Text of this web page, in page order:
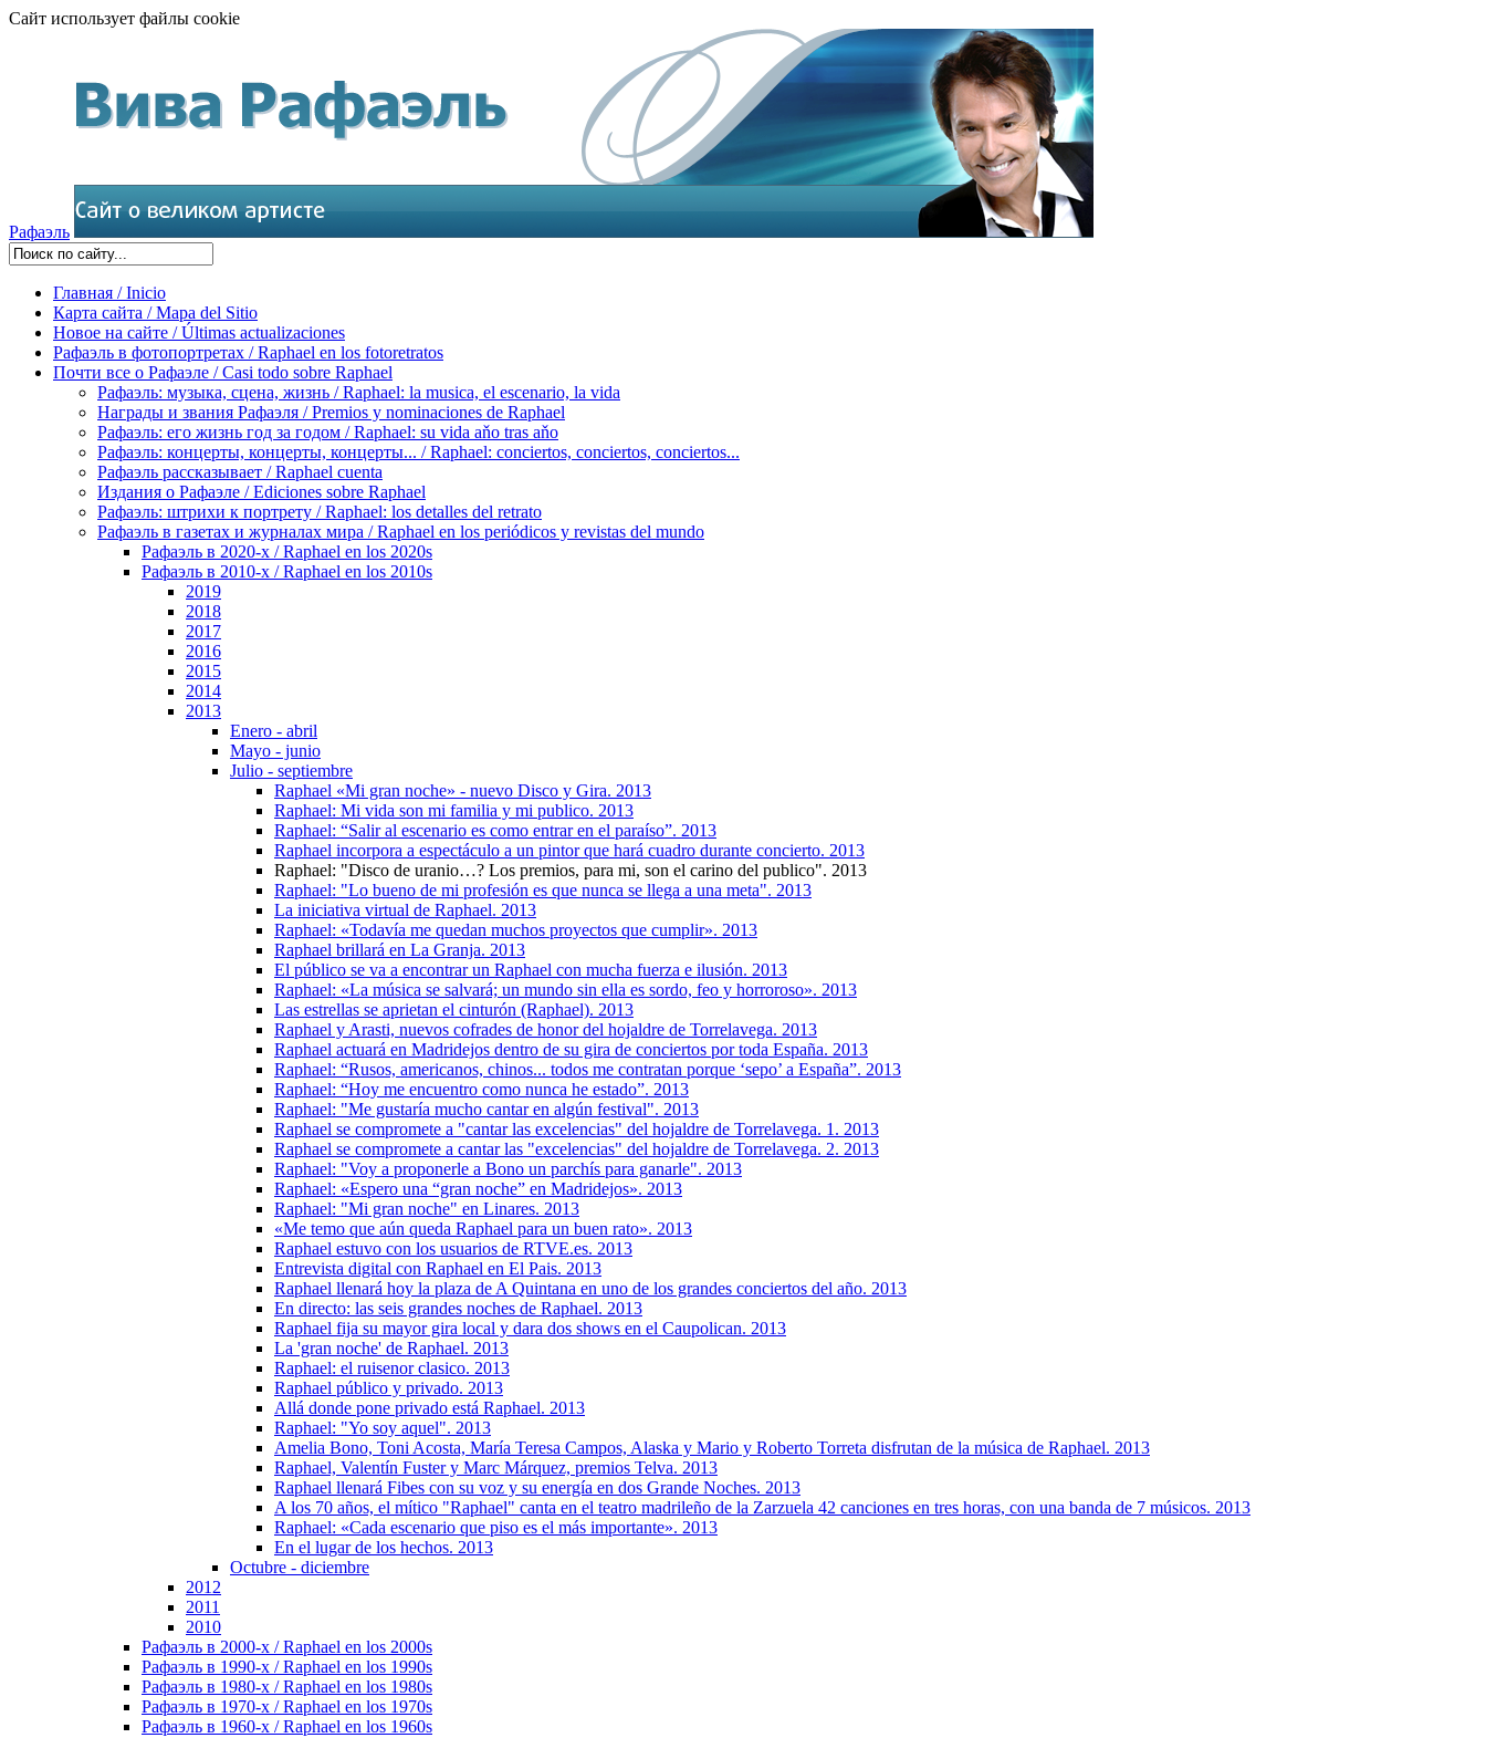
Сайт использует файлы cookie
Рафаэль
Главная / Inicio
Карта сайта / Mapa del Sitio
Новое на сайте / Últimas actualizaciones
Рафаэль в фотопортретах / Raphael en los fotoretratos
Почти все о Рафаэле / Casi todo sobre Raphael
Рафаэль: музыка, сцена, жизнь / Raphael: la musica, el escenario, la vida
Награды и звания Рафаэля / Premios y nominaciones de Raphael
Рафаэль: его жизнь год за годом / Raphael: su vida aňo tras aňo
Рафаэль: концерты, концерты, концерты... / Raphael: conciertos, сonciertos, сonciertos...
Рафаэль рассказывает / Raphael cuenta
Издания о Рафаэле / Ediciones sobre Raphael
Рафаэль: штрихи к портрету / Raphael: los detalles del retrato
Рафаэль в газетах и журналах мира / Raphael en los periódicos y revistas del mundo
Рафаэль в 2020-х / Raphael en los 2020s
Рафаэль в 2010-х / Raphael en los 2010s
2019
2018
2017
2016
2015
2014
2013
Enero - abril
Mayo - junio
Julio - septiembre
Raphael «Mi gran noche» - nuevo Disco y Gira. 2013
Raphael: Mi vida son mi familia y mi publico. 2013
Raphael: “Salir al escenario es como entrar en el paraíso”. 2013
Raphael incorpora a espectáculo a un pintor que hará cuadro durante concierto. 2013
Raphael: "Disco de uranio…? Los premios, para mi, son el carino del publico". 2013
Raphael: "Lo bueno de mi profesión es que nunca se llega a una meta". 2013
La iniciativa virtual de Raphael. 2013
Raphael: «Todavía me quedan muchos proyectos que cumplir». 2013
Raphael brillará en La Granja. 2013
El público se va a encontrar un Raphael con mucha fuerza e ilusión. 2013
Raphael: «La música se salvará; un mundo sin ella es sordo, feo y horroroso». 2013
Las estrellas se aprietan el cinturón (Raphael). 2013
Raphael y Arasti, nuevos cofrades de honor del hojaldre de Torrelavega. 2013
Raphael actuará en Madridejos dentro de su gira de conciertos por toda España. 2013
Raphael: “Rusos, americanos, chinos... todos me contratan porque ‘sepo’ a España”. 2013
Raphael: “Hoy me encuentro como nunca he estado”. 2013
Raphael: "Me gustaría mucho cantar en algún festival". 2013
Raphael se compromete a "cantar las excelencias" del hojaldre de Torrelavega. 1. 2013
Raphael se compromete a cantar las "excelencias" del hojaldre de Torrelavega. 2. 2013
Raphael: "Voy a proponerle a Bono un parchís para ganarle". 2013
Raphael: «Espero una “gran noche” en Madridejos». 2013
Raphael: "Mi gran noche" en Linares. 2013
«Me temo que aún queda Raphael para un buen rato». 2013
Raphael estuvo con los usuarios de RTVE.es. 2013
Entrevista digital con Raphael en El Pais. 2013
Raphael llenará hoy la plaza de A Quintana en uno de los grandes conciertos del año. 2013
En directo: las seis grandes noches de Raphael. 2013
Raphael fija su mayor gira local y dara dos shows en el Caupolican. 2013
La 'gran noche' de Raphael. 2013
Raphael: el ruisenor clasico. 2013
Raphael público y privado. 2013
Allá donde pone privado está Raphael. 2013
Raphael: "Yo soy aquel". 2013
Amelia Bono, Toni Acosta, María Teresa Campos, Alaska y Mario y Roberto Torreta disfrutan de la música de Raphael. 2013
Raphael, Valentín Fuster y Marc Márquez, premios Telva. 2013
Raphael llenará Fibes con su voz y su energía en dos Grande Noches. 2013
A los 70 años, el mítico "Raphael" canta en el teatro madrileño de la Zarzuela 42 canciones en tres horas, con una banda de 7 músicos. 2013
Raphael: «Cada escenario que piso es el más importante». 2013
En el lugar de los hechos. 2013
Octubre - diciembre
2012
2011
2010
Рафаэль в 2000-х / Raphael en los 2000s
Рафаэль в 1990-х / Raphael en los 1990s
Рафаэль в 1980-х / Raphael en los 1980s
Рафаэль в 1970-х / Raphael en los 1970s
Рафаэль в 1960-х / Raphael en los 1960s